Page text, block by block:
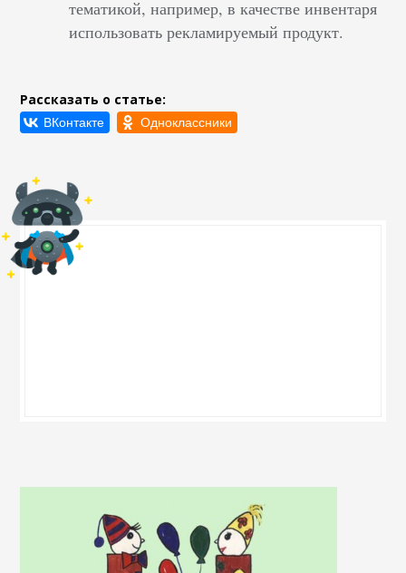
тематикой, например, в качестве инвентаря
использовать рекламируемый продукт.
Рассказать о статье: